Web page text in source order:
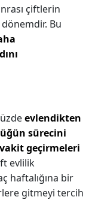
çiftlerin
Bu
evlendikten
sürecini
geçirmeleri
evlilik
haftalığına bir
gitmeyi tercih